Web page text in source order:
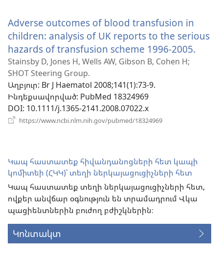
պատուհան)
Adverse outcomes of blood transfusion in
children: analysis of UK reports to the serious
hazards of transfusion scheme 1996-2005.
Stainsby D, Jones H, Wells AW, Gibson B, Cohen H;
SHOT Steering Group.
Աղբյուր‎: Br J Haematol 2008;141(1):73-9.
Ինդեքսավորված‎: PubMed 18324969
DOI‎: 10.1111/j.1365-2141.2008.07022.x
https://www.ncbi.nlm.nih.gov/pubmed/18324969
Կապ հաստատեք հիվանդանոցների հետ կապի
կոմիտեի (ՀԿԿ)՝ տեղի ներկայացուցիչների հետ
Կապ հաստատեք տեղի ներկայացուցիչների հետ,
ովքեր անվճար օգնություն են տրամադրում Վկա
պացիենտներին բուժող բժիշկներին։
Կոնտակտ